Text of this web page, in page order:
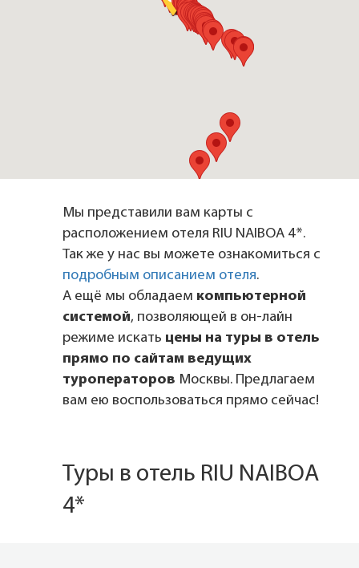
Мы представили вам карты с
расположением отеля RIU NAIBOA 4*.
Так же у нас вы можете ознакомиться с
подробным описанием отеля.
А ещё мы обладаем компьютерной
системой, позволяющей в он-лайн
режиме искать цены на туры в отель
прямо по сайтам ведущих
туроператоров Москвы. Предлагаем
вам ею воспользоваться прямо сейчас!
Туры в отель RIU NAIBOA
4*